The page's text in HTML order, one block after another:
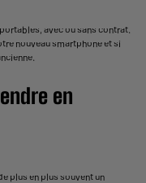
avec ou sans contrat.
nouveau smartphone et si
en
plus en plus souvent un